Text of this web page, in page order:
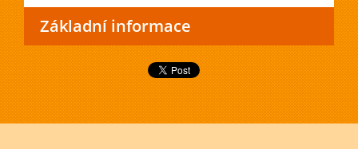
Základní informace